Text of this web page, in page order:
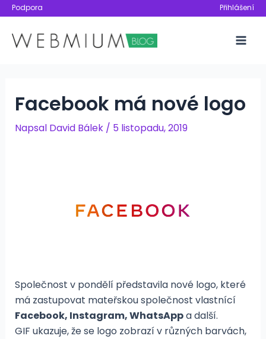
Přeskočit
obsah
Podpora Přihlášení
Facebook má nové logo
Napsal David Bálek / 5 listopadu, 2019
Společnost v pondělí představila nové logo, které
má zastupovat mateřskou společnost vlastnící
Facebook, Instagram, WhatsAppa další.
GIF ukazuje, že se logo zobrazí v různých barvách,